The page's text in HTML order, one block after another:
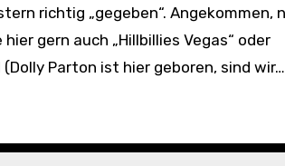
gern auch „Hillbillies Vegas“ oder
Parton ist hier geboren, sind wir…